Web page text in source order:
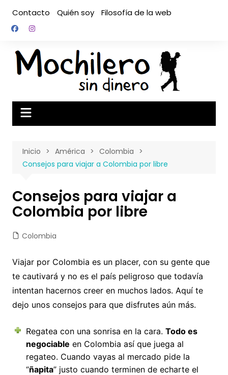
contenido
Contacto Quién soy Filosofía de la web
Inicio América
Colombia
Consejos para viajar a Colombia por libre
Consejos para viajar a
Colombia por libre
Colombia
Viajar por Colombia es un placer, con su gente que
te cautivará y no es el país peligroso que todavía
intentan hacernos creer en muchos lados. Aquí te
dejo unos consejos para que disfrutes aún más.
Regatea con una sonrisa en la cara. Todo es
negociable en Colombia así que juega al
regateo. Cuando vayas al mercado pide la
“ñapita” justo cuando terminen de echarte el